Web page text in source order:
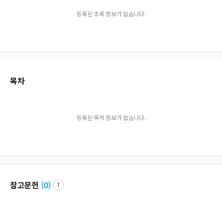
등록된 초록 정보가 없습니다.
목차
등록된 목차 정보가 없습니다.
참고문헌 (0)